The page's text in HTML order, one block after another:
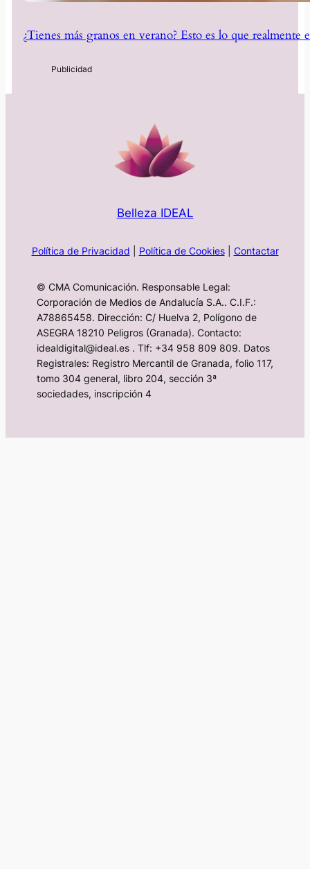
¿Tienes más granos en verano? Esto es lo que realmente
Belleza IDEAL
Política de Privacidad Política de Cookies| Contactar
© CMA Comunicación. Responsable Legal:
Corporación de Medios de Andalucía S.A.. C.I.F.:
A78865458. Dirección: C/ Huelva 2, Polígono de
ASEGRA 18210 Peligros (Granada). Contacto:
idealdigital@ideal.es . Tlf: +34 958 809 809. Datos
Registrales: Registro Mercantil de Granada, folio 117,
tomo 304 general, libro 204, sección 3ª
sociedades, inscripción 4